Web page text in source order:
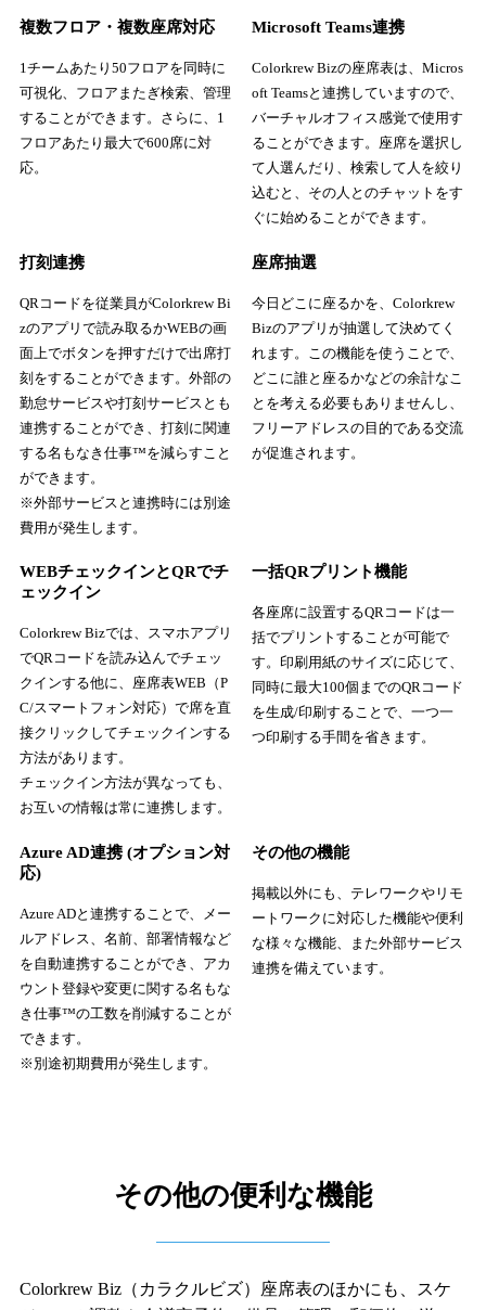
複数フロア・複数座席対応
1チームあたり50フロアを同時に
可視化、フロアまたぎ検索、管理
することができます。さらに、1
フロアあたり最大で600席に対
応。
Microsoft Teams連携
Colorkrew Bizの座席表は、Micros
oft Teamsと連携していますので、
バーチャルオフィス感覚で使用す
ることができます。座席を選択し
て人選んだり、検索して人を絞り
込むと、その人とのチャットをす
ぐに始めることができます。
打刻連携
QRコードを従業員がColorkrew Bi
zのアプリで読み取るかWEBの画
面上でボタンを押すだけで出席打
刻をすることができます。外部の
勤怠サービスや打刻サービスとも
連携することができ、打刻に関連
する名もなき仕事™を減らすこと
ができます。
※外部サービスと連携時には別途
費用が発生します。
座席抽選
今日どこに座るかを、Colorkrew
Bizのアプリが抽選して決めてく
れます。この機能を使うことで、
どこに誰と座るかなどの余計なこ
とを考える必要もありませんし、
フリーアドレスの目的である交流
が促進されます。
WEBチェックインとQRでチ
ェックイン
Colorkrew Bizでは、スマホアプリ
でQRコードを読み込んでチェッ
クインする他に、座席表WEB（P
C/スマートフォン対応）で席を直
接クリックしてチェックインする
方法があります。
チェックイン方法が異なっても、
お互いの情報は常に連携します。
一括QRプリント機能
各座席に設置するQRコードは一
括でプリントすることが可能で
す。印刷用紙のサイズに応じて、
同時に最大100個までのQRコード
を生成/印刷することで、一つ一
つ印刷する手間を省きます。
Azure AD連携 (オプション対
応)
Azure ADと連携することで、メー
ルアドレス、名前、部署情報など
を自動連携することができ、アカ
ウント登録や変更に関する名もな
き仕事™の工数を削減することが
できます。
※別途初期費用が発生します。
その他の機能
掲載以外にも、テレワークやリモ
ートワークに対応した機能や便利
な様々な機能、また外部サービス
連携を備えています。
その他の便利な機能
Colorkrew Biz（カラクルビズ）座席表のほかにも、スケ